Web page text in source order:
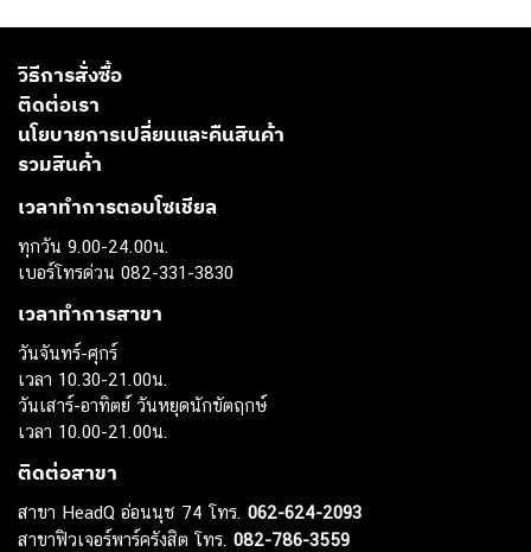
วิธีการสั่งซื้อ
ติดต่อเรา
นโยบายการเปลี่ยนและคืนสินค้า
รวมสินค้า
เวลาทำการตอบโซเชียล
ทุกวัน 9.00-24.00น.
เบอร์โทรด่วน 082-331-3830
เวลาทำการสาขา
วันจันทร์-ศุกร์
เวลา 10.30-21.00น.
วันเสาร์-อาทิตย์ วันหยุดนักขัตฤกษ์
เวลา 10.00-21.00น.
ติดต่อสาขา
สาขา HeadQ อ่อนนุช 74 โทร. 062-624-2093
สาขาฟิวเจอร์พาร์ครังสิต โทร. 082-786-3559